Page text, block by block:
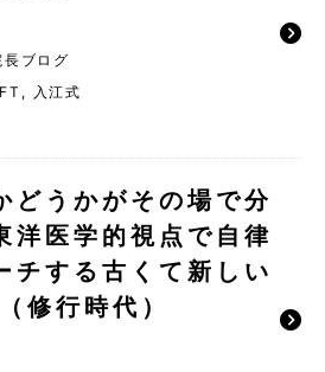
長ブログ
, 入江式
どうかがその場で分
洋医学的視点で自律
チする古くて新しい
修行時代）